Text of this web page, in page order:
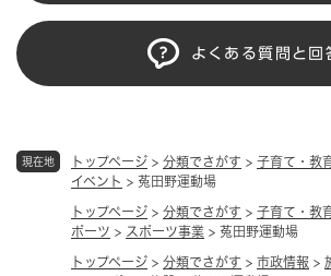
現在地 トップページ > 分類でさがす > 子育て・教
イベント > 菟田野運動場
トップページ > 分類でさがす > 子育て・教
ポーツ > スポーツ事業 > 菟田野運動場
トップページ > 分類でさがす > 市政情報 >
よくある質問と回